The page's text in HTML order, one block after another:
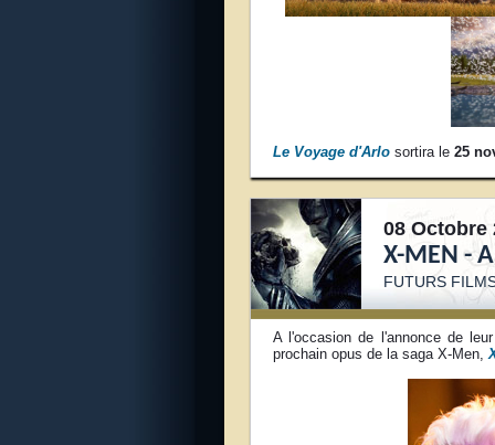
Le Voyage d'Arlosortira le 25
08 Octobre
X-MEN -
FUTURS
A l'occasion de l'annonce de
prochain opus de la saga X-Men,